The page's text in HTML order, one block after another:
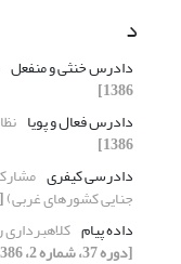
د
دادرس خنثی و منفعل
1386]
دادرس فعال و پویا
1386]
دادرسی کیفری
جنایی کشورهای غربی)
داده‌ پیام کلاهبرداری
[دوره 37، شماره 2، 1386]